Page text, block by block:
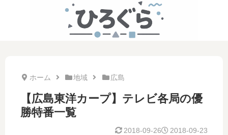
ホーム 地域 広島
【広島東洋カープ】テレビ各局の優
勝特番一覧
2018-09-23
2018-09-26